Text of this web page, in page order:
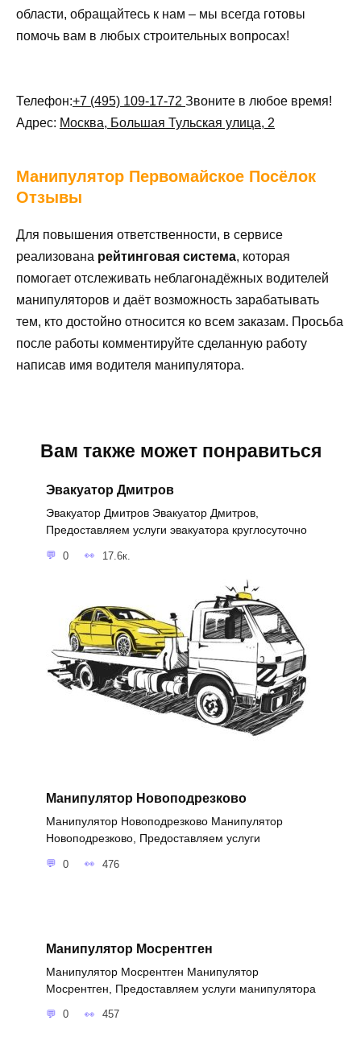
области, обращайтесь к нам – мы всегда готовы
помочь вам в любых строительных вопросах!
Телефон:+7 (495) 109-17-72 Звоните в любое время!
Адрес: Москва, Большая Тульская улица, 2
Манипулятор Первомайское Посёлок
Отзывы
Для повышения ответственности, в сервисе
реализована рейтинговая система, которая
помогает отслеживать неблагонадёжных водителей
манипуляторов и даёт возможность зарабатывать
тем, кто достойно относится ко всем заказам. Просьба
после работы комментируйте сделанную работу
написав имя водителя манипулятора.
Вам также может понравиться
Эвакуатор Дмитров
Эвакуатор Дмитров Эвакуатор Дмитров,
Предоставляем услуги эвакуатора круглосуточно
0 17.6к.
Манипулятор Новоподрезково
Манипулятор Новоподрезково Манипулятор
Новоподрезково, Предоставляем услуги
0 476
Манипулятор Мосрентген
Манипулятор Мосрентген Манипулятор
Мосрентген, Предоставляем услуги манипулятора
0 457